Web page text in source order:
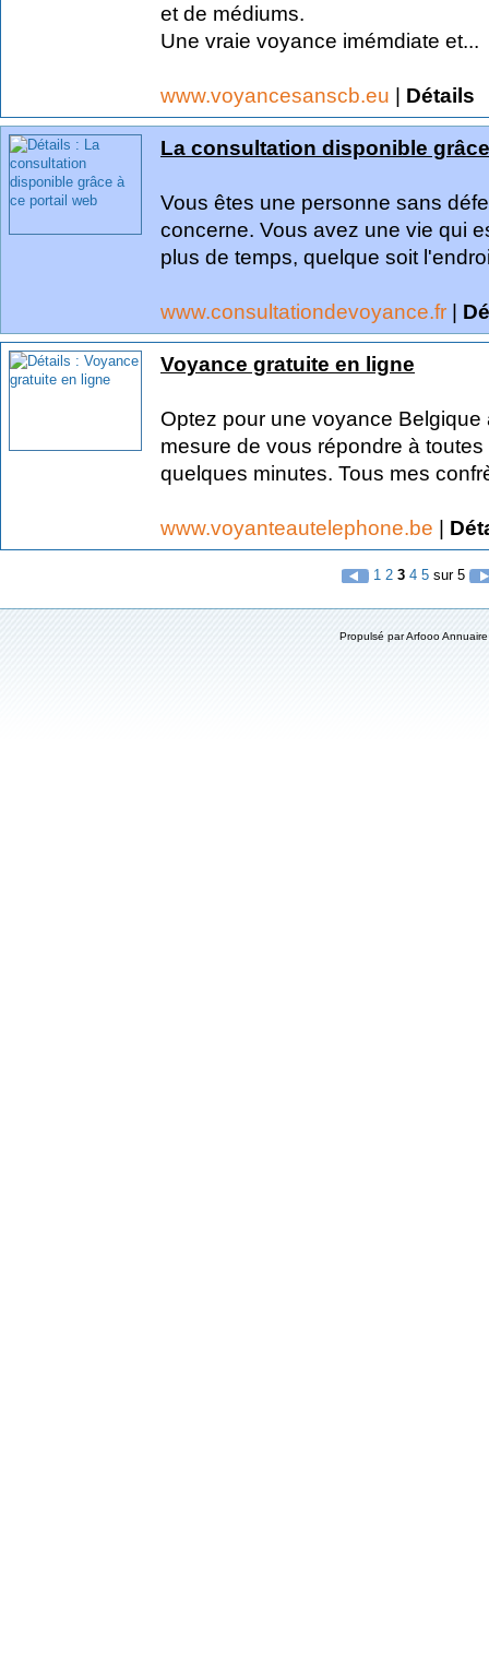
et de médiums.
Une vraie voyance imémdiate et...
www.voyancesanscb.eu | Détails
La consultation disponible
Vous êtes une personne sans
concerne. Vous avez une vie qui
plus de temps, quelque soit
www.consultationdevoyance.fr |
Voyance gratuite en ligne
Optez pour une voyance
mesure de vous répondre à
quelques minutes. Tous mes
www.voyanteautelephone.be |
1 2 3 4 5 sur 5
Propulsé parArfooo Annuaire